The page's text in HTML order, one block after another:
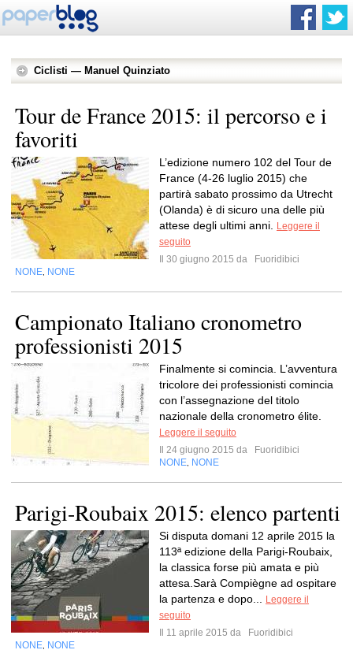
Ciclisti — Manuel Quinziato
Tour de France 2015: il percorso e i
favoriti
L’edizione numero 102 del Tour de
France (4-26 luglio 2015) che
partirà sabato prossimo da Utrecht
(Olanda) è di sicuro una delle più
attese degli ultimi anni.
Leggere il
seguito
Il 30 giugno 2015 da
Fuoridibici
NONE NONE
Campionato Italiano cronometro
professionisti 2015
Finalmente si comincia. L’avventura
tricolore dei professionisti comincia
con l’assegnazione del titolo
nazionale della cronometro élite.
Leggere il seguito
Il 24 giugno 2015 da
Fuoridibici
NONE NONE
Parigi-Roubaix 2015: elenco partenti
Si disputa domani 12 aprile 2015 la
113ª edizione della Parigi-Roubaix,
la classica forse più amata e più
attesa.Sarà Compiègne ad ospitare
la partenza e dopo...
Leggere il
seguito
Il 11 aprile 2015 da
Fuoridibici
NONE NONE